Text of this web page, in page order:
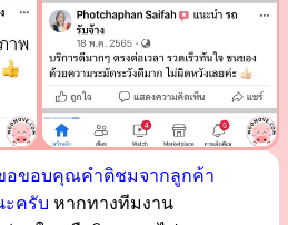
อขอบคุณคำติชมจากลูกค้า
ครับ หากทางทีมงาน